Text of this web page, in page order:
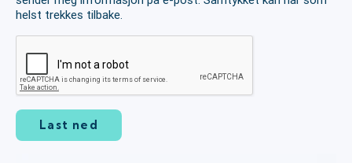
helst trekkes tilbake.